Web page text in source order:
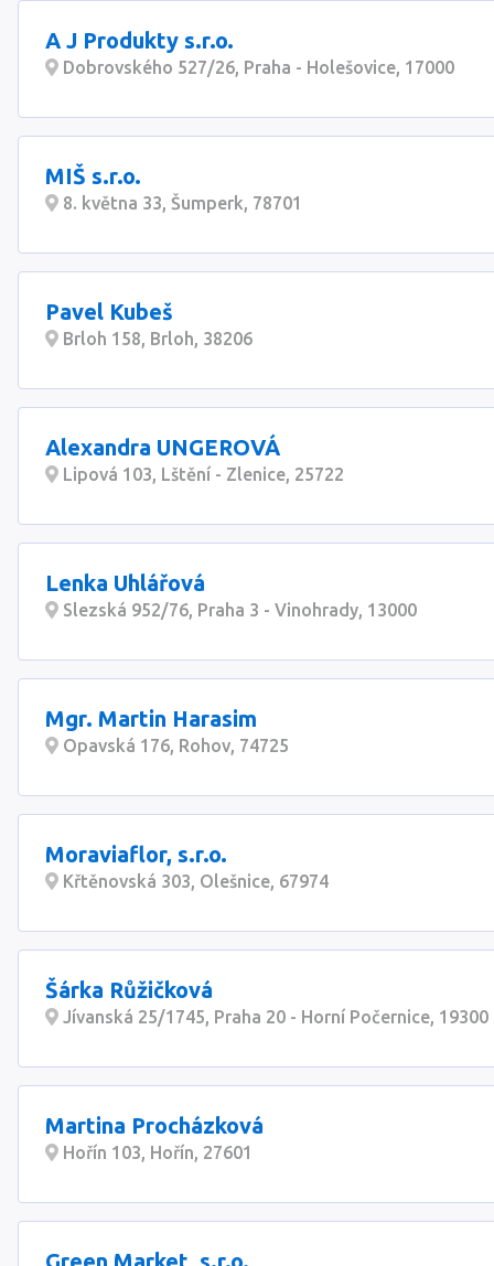
A J Produkty s.r.o.
Dobrovského 527/26, Praha - Holešovice, 17000
MIŠ s.r.o.
8. května 33, Šumperk, 78701
Pavel Kubeš
Brloh 158, Brloh, 38206
Alexandra UNGEROVÁ
Lipová 103, Lštění - Zlenice, 25722
Lenka Uhlářová
Slezská 952/76, Praha 3 - Vinohrady, 13000
Mgr. Martin Harasim
Opavská 176, Rohov, 74725
Moraviaflor, s.r.o.
Křtěnovská 303, Olešnice, 67974
Šárka Růžičková
Jívanská 25/1745, Praha 20 - Horní Počernice, 19300
Martina Procházková
Hořín 103, Hořín, 27601